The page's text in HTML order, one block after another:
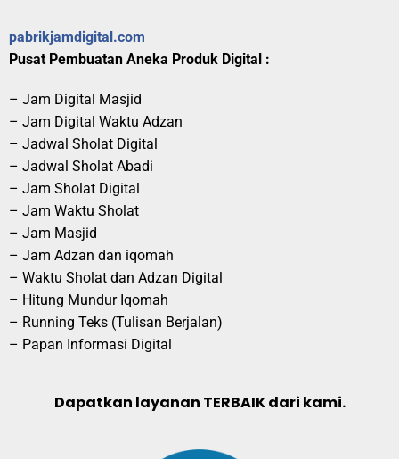
pabrikjamdigital.com
Pusat Pembuatan Aneka Produk Digital :
– Jam Digital Masjid
– Jam Digital Waktu Adzan
– Jadwal Sholat Digital
– Jadwal Sholat Abadi
– Jam Sholat Digital
– Jam Waktu Sholat
– Jam Masjid
– Jam Adzan dan iqomah
– Waktu Sholat dan Adzan Digital
– Hitung Mundur Iqomah
– Running Teks (Tulisan Berjalan)
– Papan Informasi Digital
Dapatkan layanan TERBAIK dari kami.